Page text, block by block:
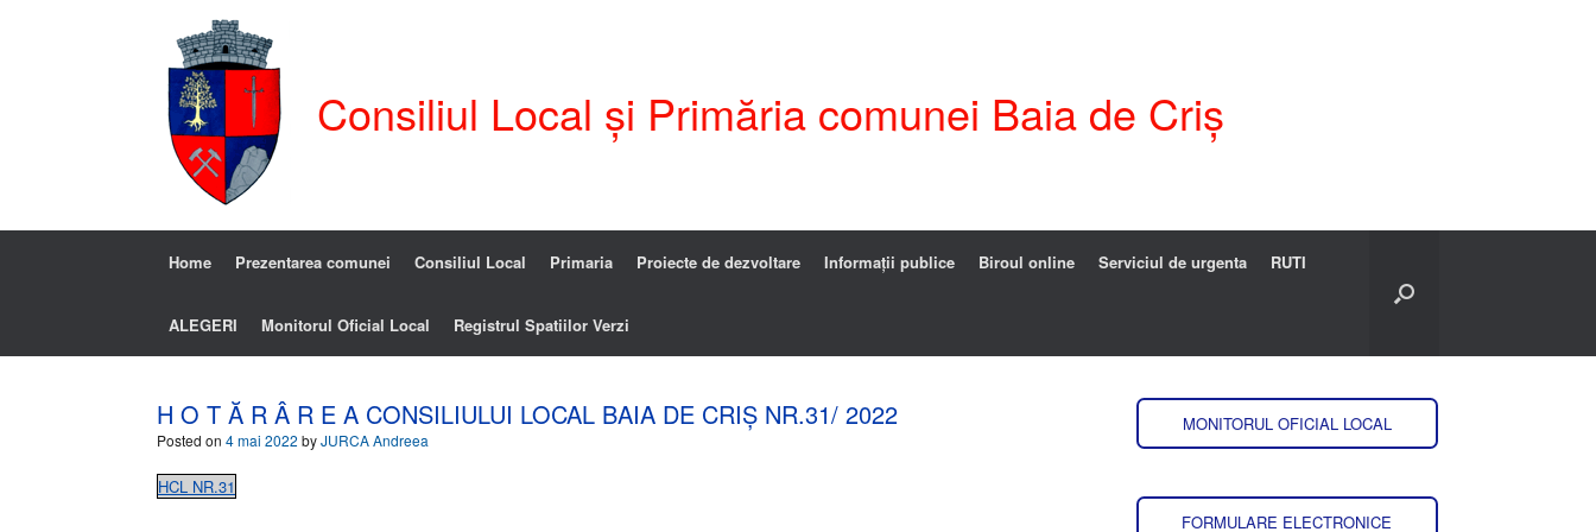
Consiliul Local și Primăria comunei Baia de Criș
Home Prezentarea comunei Consiliul Local Primaria Proiecte de dezvoltare Informații publice Biroul online Serviciul de urgenta RUTI
ALEGERI Monitorul Oficial Local Registrul Spatiilor Verzi
H O T Ă R Â R E A CONSILIULUI LOCAL BAIA DE CRIȘ NR.31/ 2022
Posted on 4 mai 2022 byJURCA Andreea
HCL NR.31
MONITORUL OFICIAL LOCAL
FORMULARE ELECTRONICE